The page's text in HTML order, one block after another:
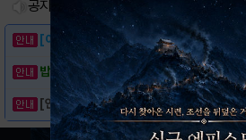
공지사항
[이벤트] 웃음으로 매일매일 해피! 유머 게시..
밥알이의 헝앱통신 ⑲ “밥알이, 드디어 멀티를..
[안내] 헝그리앱 필수 상식! 밥알 획득 안내..